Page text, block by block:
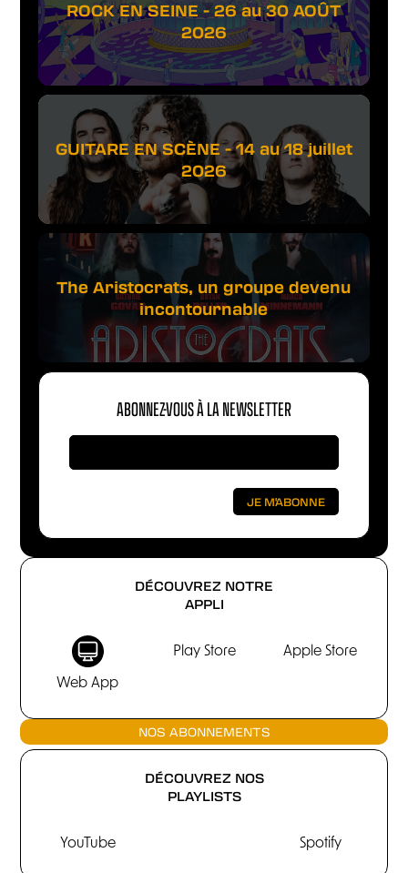
DÉCOUVREZ NOTRE
APPLI
Web App
Play Store Apple Store
NOS ABONNEMENTS
DÉCOUVREZ NOS
PLAYLISTS
YouTube Spotify
ROCK EN SEINE - 26 au 30 AOÛT
2026
GUITARE EN SCÈNE - 14 au 18 juillet
2026
The Aristocrats, un groupe devenu
incontournable
ABONNEZ-VOUS À LA NEWSLETTER